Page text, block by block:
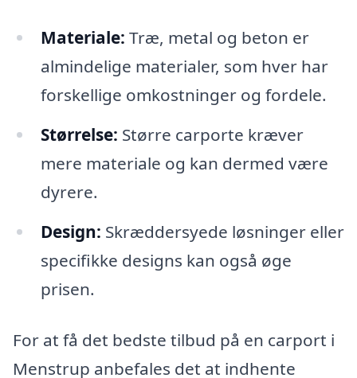
Materiale: Træ, metal og beton er
almindelige materialer, som hver har
forskellige omkostninger og fordele.
Størrelse: Større carporte kræver
mere materiale og kan dermed være
dyrere.
Design: Skræddersyede løsninger eller
specifikke designs kan også øge
prisen.
For at få det bedste tilbud på en carport i
Menstrup anbefales det at indhente